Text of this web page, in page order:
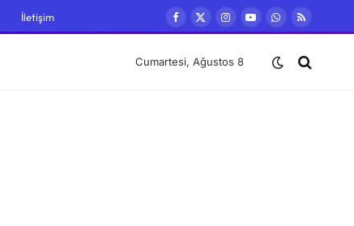
İletişim
Facebook
X
Instagram
YouTubeWhatsApp
RSS
Cumartesi, Ağustos 8